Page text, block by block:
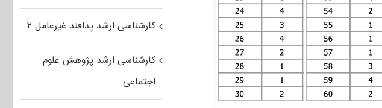
کارشناسی ارشد پدافند غیرعامل ۲
کارشناسی ارشد پژوهش علوم
اجتماعی